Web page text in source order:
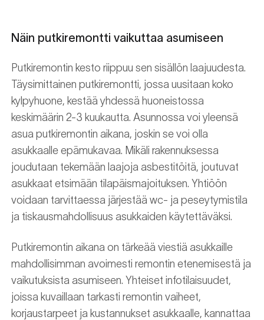
Näin putkiremontti vaikuttaa asumiseen
Putkiremontin kesto riippuu sen sisällön laajuudesta.
Täysimittainen putkiremontti, jossa uusitaan koko
kylpyhuone, kestää yhdessä huoneistossa
keskimäärin 2-3 kuukautta. Asunnossa voi yleensä
asua putkiremontin aikana, joskin se voi olla
asukkaalle epämukavaa. Mikäli rakennuksessa
joudutaan tekemään laajoja asbestitöitä, joutuvat
asukkaat etsimään tilapäismajoituksen. Yhtiöön
voidaan tarvittaessa järjestää wc- ja peseytymistila
ja tiskausmahdollisuus asukkaiden käytettäväksi.
Putkiremontin aikana on tärkeää viestiä asukkaille
mahdollisimman avoimesti remontin etenemisestä ja
vaikutuksista asumiseen. Yhteiset infotilaisuudet,
joissa kuvaillaan tarkasti remontin vaiheet,
korjaustarpeet ja kustannukset asukkaalle, kannattaa